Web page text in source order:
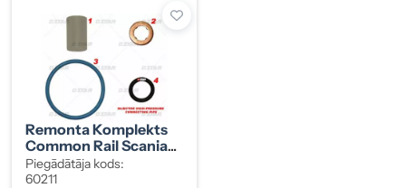
Remonta Komplekts
Common Rail Scania
XPI
Piegādātāja kods:
60211